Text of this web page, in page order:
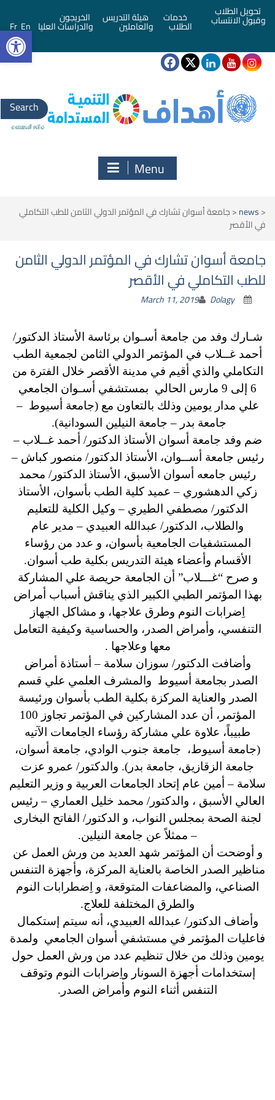
تحويل الطلاب
وقبول الانتساب خدمات
الطلاب
هيئة التدريس
والعاملين
الخريجون
والدراسات العليا En
Fr
Search
for:
Menu
<
news
<جامعة أسوان تشارك في المؤتمر الدولي الثامن للطب التكاملي
في الأقصر
جامعة أسوان تشارك في المؤتمر الدولي الثامن
للطب التكاملي في الأقصر
March 11, 2019 Dolagy
شـارك وفد من جامعة أسـوان برئاسة الأستاذ الدكتور/
أحمد غــلاب في المؤتمر الدولي الثامن لجمعية الطب
التكاملي والذي أقيم في مدينة الأقصر خلال الفترة من
6 إلى 9 مارس الحالي بمستشفي أسـوان الجامعي
علي مدار يومين وذلك بالتعاون مع (جامعة أسيوط –
جامعة بدر – جامعة النيلين السودانية).
ضم وفد جامعة أسوان الأستاذ الدكتور/ أحمد غــلاب –
رئيس جامعة أســوان، الأستاذ الدكتور/ منصور كباش –
رئيس جامعه أسوان الأسبق، الأستاذ الدكتور/ محمد
زكي الدهشوري – عميد كلية الطب بأسوان، الأستاذ
الدكتور/ مصطفي الطيري – وكيل الكلية للتعليم
والطلاب، الدكتور/ عبدالله العبيدي – مدير عام
المستشفيات الجامعية بأسوان، و عدد من رؤساء
الأقسام وأعضاء هيئة التدريس بكلية طب أسوان.
و صرح “غـــلاب” أن الجامعة حريصة علي المشاركة
بهذا المؤتمر الطبي الكبير الذي يناقش أسباب أمراض
اِضرابات النوم وطرق علاجها، و مشاكل الجهاز
التنفسي، وأمراض الصدر، والحساسية وكيفية التعامل
معها وعلاجها .
وأضافت الدكتور/ سوزان سلامة – أستاذة أمراض
الصدر بجامعة أسيوط والمشرف العلمي علي قسم
الصدر والعناية المركزة بكلية الطب بأسوان ورئيسة
المؤتمر، أن عدد المشاركين في المؤتمر تجاوز 100
طبيباً، علاوة علي مشاركة رؤساء الجامعات الآتيه
(جامعة أسيوط، جامعة جنوب الوادي، جامعة أسوان،
جامعة الزقازيق، جامعة بدر). والدكتور/ عمرو عزت
سلامة – أمين عام إتحاد الجامعات العربية و وزير التعليم
العالي الأسبق ، والدكتور/ محمد خليل العماري – رئيس
لجنة الصحة بمجلس النواب، و الدكتور/ الفاتح البخارى
– ممثلاً عن جامعة النيلين.
و أوضحت أن المؤتمر شهد العديد من ورش العمل عن
مناظير الصدر الخاصة بالعناية المركزة، وأجهزة التنفس
الصناعي، والمضاعفات المتوقعة، و اِضطرابات النوم
والطرق المختلفة للعلاج.
وأضاف الدكتور/ عبدالله العبيدي، أنه سيتم إستكمال
فاعليات المؤتمر في مستشفي أسوان الجامعي ولمدة
يومين وذلك من خلال تنظيم عدد من ورش العمل حول
إستخدامات أجهزة السونار واِضرابات النوم وتوقف
التنفس أثناء النوم وأمراض الصدر.